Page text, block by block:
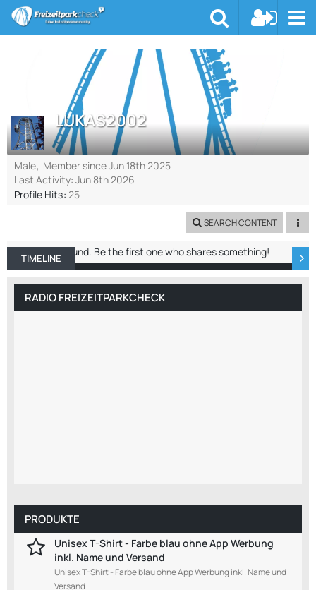
LUKAS2002
Male Member since Jun 18th 2025
Last Activity: Jun 8th 2026
Profile Hits 25
SEARCH CONTENT
TIMELINE ABOUT ME RECENT ACTIVITY
No entries found. Be the first one who shares something!
RADIO FREIZEITPARKCHECK
PRODUKTE
Unisex T-Shirt - Farbe blau ohne App Werbung
inkl. Name und Versand
Unisex T-Shirt - Farbe blau ohne App Werbung inkl. Name und
Versand